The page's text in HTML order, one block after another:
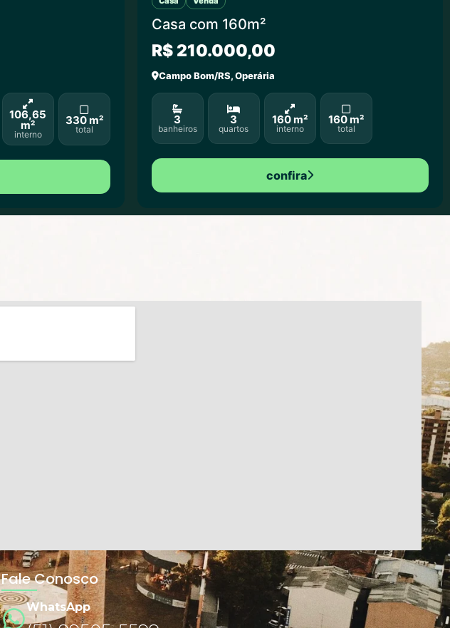
106,65
m²
interno
330 m²
total
Casa com 160m²
R$ 210.000,00
Campo Bom/RS, Operária
3
banheiros
3
quartos
160 m²
interno
160 m²
total
confira
Fale Conosco
WhatsApp